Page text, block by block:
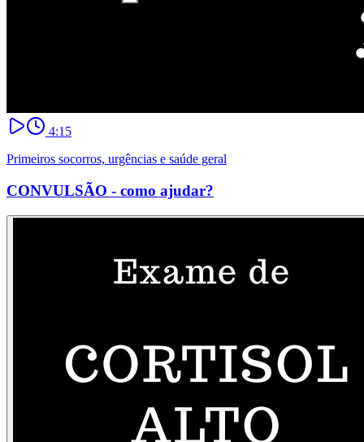
4:15
Primeiros socorros, urgências e saúde geral
CONVULSÃO - como ajudar?